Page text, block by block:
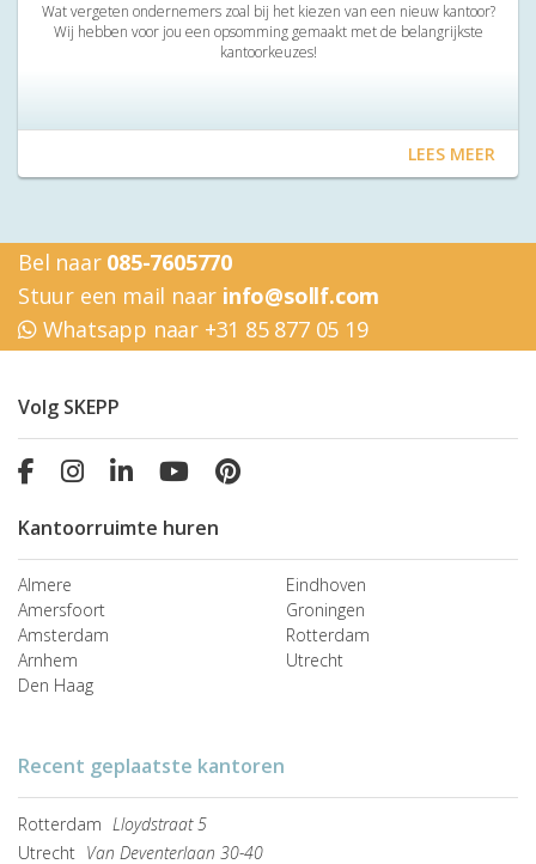
Wat vergeten ondernemers zoal bij het kiezen van een nieuw kantoor?
Wij hebben voor jou een opsomming gemaakt met de belangrijkste
kantoorkeuzes!
LEES MEER
Bel naar 085-7605770
Stuur een mail naar info@sollf.com
Whatsapp naar +31 85 877 05 19
Volg SKEPP
Kantoorruimte huren
Almere
Amersfoort
Amsterdam
Arnhem
Den Haag
Eindhoven
Groningen
Rotterdam
Utrecht
Recent geplaatste kantoren
Rotterdam Lloydstraat 5
Utrecht Van Deventerlaan 30-40